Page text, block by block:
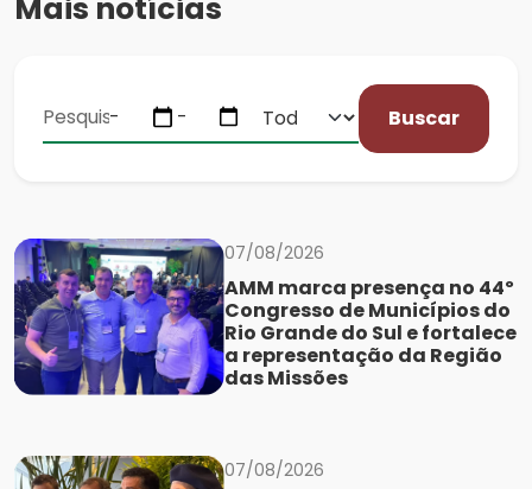
Mais notícias
Buscar
07/08/2026
AMM marca presença no 44º
Congresso de Municípios do
Rio Grande do Sul e fortalece
a representação da Região
das Missões
07/08/2026